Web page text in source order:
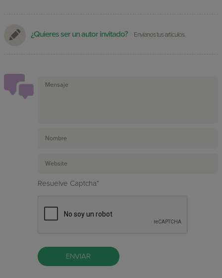
¿Quieres ser un autor invitado? Envíanos tus artículos.
Resuelve Captcha*